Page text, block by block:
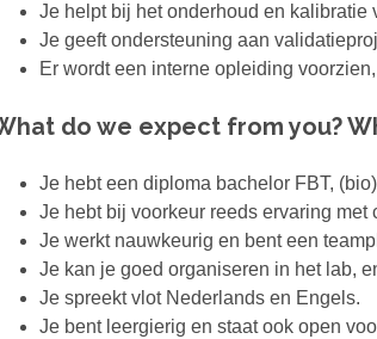
Je helpt bij het onderhoud en kalibratie
Je geeft ondersteuning aan
Er wordt een interne opleiding
do we expect from you?
Je hebt een diploma bachelor FBT,
Je hebt bij voorkeur reeds ervaring
Je werkt nauwkeurig en bent een
Je kan je goed organiseren in het lab,
Je spreekt vlot Nederlands en Engels.
Je bent leergierig en staat ook open